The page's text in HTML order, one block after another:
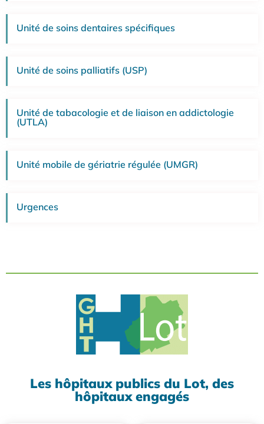
Unité de soins dentaires spécifiques
Unité de soins palliatifs (USP)
Unité de tabacologie et de liaison en addictologie
(UTLA)
Unité mobile de gériatrie régulée (UMGR)
Urgences
Les hôpitaux publics du Lot, des
hôpitaux engagés